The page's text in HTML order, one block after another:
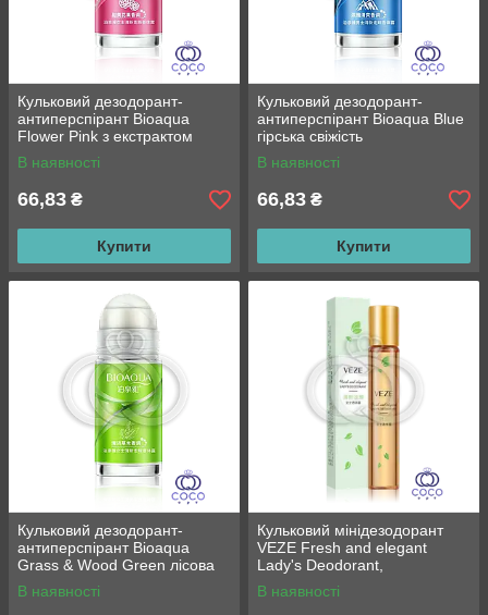
Кульковий дезодорант-
антиперспірант Bioaqua
Flower Pink з екстрактом
троянди
В наявності
66,83 ₴
Купити
Кульковий дезодорант-
антиперспірант Bioaqua Blue
гірська свіжість
В наявності
66,83 ₴
Купити
Кульковий дезодорант-
антиперспірант Bioaqua
Grass & Wood Green лісова
свіжість
В наявності
Кульковий мінідезодорант
VEZE Fresh and elegant
Lady's Deodorant,
Елегантний, 10 мл
В наявності